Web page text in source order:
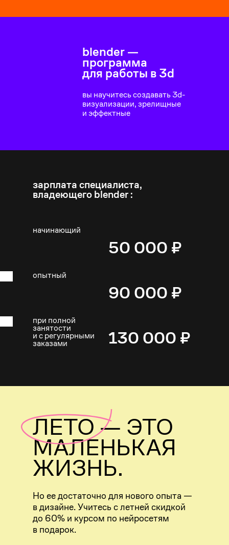
вы научитесь создавать 3d-
визуализации, зрелищные
и эффектные
blender —
программа
для работы в 3d
начинающий
опытный
при полной
занятости
и с регулярными
заказами
зарплата специалиста,
владеющего blender :
50 000 ₽
90 000 ₽
130 000 ₽
ЛЕТО — ЭТО
МАЛЕНЬКАЯ
ЖИЗНЬ.
Но ее достаточно для нового опыта —
в дизайне. Учитесь с летней скидкой
до 60% и курсом по нейросетям
в подарок.